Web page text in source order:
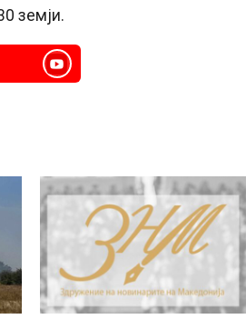
земји.